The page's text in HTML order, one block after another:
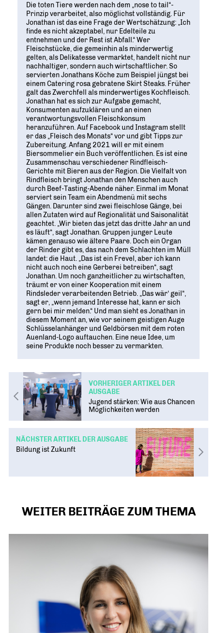
Die toten Tiere werden nach dem „nose to tail“-
Prinzip verarbeitet, also möglichst vollständig. Für
Jonathan ist das eine Frage der Wertschätzung: „Ich
finde es nicht akzeptabel, nur Edelteile zu
entnehmen und der Rest ist Abfall.“ Wer
Fleischstücke, die gemeinhin als minderwertig
gelten, als Delikatesse vermarktet, handelt nicht nur
nachhaltiger, sondern auch wirtschaftlicher. So
servierten Jonathans Köche zum Beispiel jüngst bei
einem Catering rosa gebratene Skirt Steaks. Früher
galt das Zwerchfell als minderwertiges Kochfleisch.
Jonathan hat es sich zur Aufgabe gemacht,
Konsumenten aufzuklären und an einen
verantwortungsvollen Fleischkonsum
heranzuführen. Auf Facebook und Instagram stellt
er das „Fleisch des Monats“ vor und gibt Tipps zur
Zubereitung. Anfang 2021 will er mit einem
Biersommelier ein Buch veröffentlichen. Es ist eine
Zusammenschau verschiedener Rindfleisch-
Gerichte mit Bieren aus der Region. Die Vielfalt von
Rindfleisch bringt Jonathan den Menschen auch
durch Beef-Tasting-Abende näher. Einmal im Monat
serviert sein Team ein Abendmenü mit sechs
Gängen. Darunter sind zwei fleischlose Gänge, bei
allen Zutaten wird auf Regionalität und Saisonalität
geachtet. „Wir bieten das jetzt das dritte Jahr an und
es läuft“, sagt Jonathan. Gruppen junger Leute
kämen genauso wie ältere Paare. Doch ein Organ
der Rinder gibt es, das nach dem Schlachten im Müll
landet: die Haut. „Das ist ein Frevel, aber ich kann
nicht auch noch eine Gerberei betreiben“, sagt
Jonathan. Um noch ganzheitlicher zu wirtschaften,
träumt er von einer Kooperation mit einem
Rindsleder verarbeitenden Betrieb. „Das wär‘ geil“,
sagt er, „wenn jemand Interesse hat, kann er sich
gern bei mir melden.“ Und man sieht es Jonathan in
diesem Moment an, wie vor seinem geistigen Auge
Schlüsselanhänger und Geldbörsen mit dem roten
Auenland-Logo auftauchen. Eine neue Idee, um
seine Produkte noch besser zu vermarkten.
VORHERIGER ARTIKEL DER
AUSGABE
Jugend stärken: Wie aus Chancen
Möglichkeiten werden
NÄCHSTER ARTIKEL DER AUSGABE
Bildung ist Zukunft
WEITER BEITRÄGE ZUM THEMA